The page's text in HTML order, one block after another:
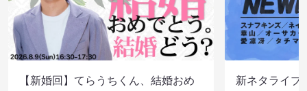
【新婚回】てらうちくん、結婚おめ
新ネタライ